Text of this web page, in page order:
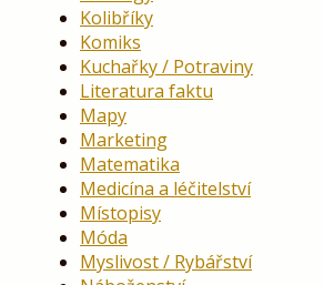
Kolibříky
Komiks
Kuchařky / Potraviny
Literatura faktu
Mapy
Marketing
Matematika
Medicína a léčitelství
Místopisy
Móda
Myslivost / Rybářství